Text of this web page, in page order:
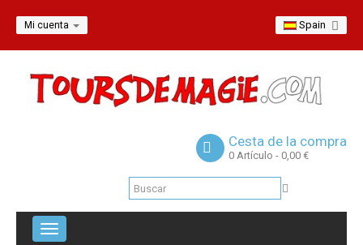
Mi cuenta Spain
Cesta de la compra
0 Artículo - 0,00 €
Navegación